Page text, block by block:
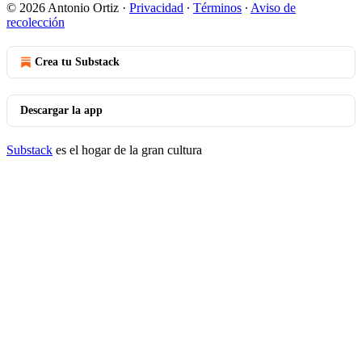
© 2026 Antonio Ortiz · Privacidad ∙ Términos ∙ Aviso de
recolección
Crea tu Substack
Descargar la app
Substack es el hogar de la gran cultura